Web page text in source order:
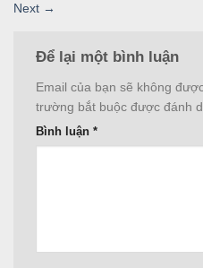
Next →
Để lại một bình luận
Email của bạn sẽ không
trường bắt buộc được đánh
Bình luận *